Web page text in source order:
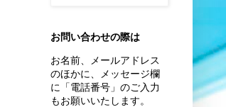
お問い合わせの際は
お名前、
メールアドレス
のほかに、
メッセージ欄
に「電話番号」のご入力
もお願いいたします。